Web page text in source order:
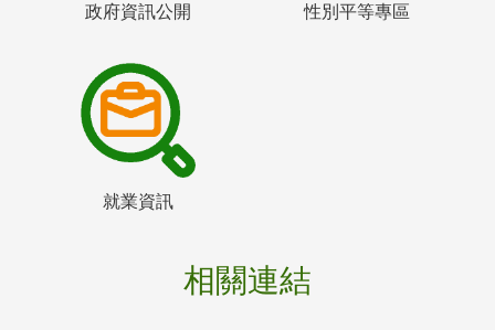
政府資訊公開 性別平等專區
就業資訊
相關連結